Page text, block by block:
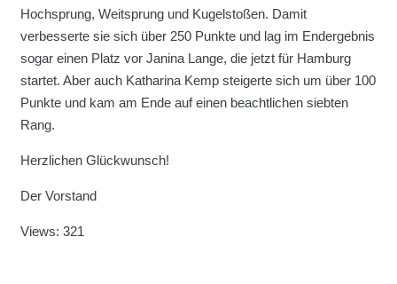
Hochsprung, Weitsprung und Kugelstoßen. Damit
verbesserte sie sich über 250 Punkte und lag im Endergebnis
sogar einen Platz vor Janina Lange, die jetzt für Hamburg
startet. Aber auch Katharina Kemp steigerte sich um über 100
Punkte und kam am Ende auf einen beachtlichen siebten
Rang.
Herzlichen Glückwunsch!
Der Vorstand
Views: 321